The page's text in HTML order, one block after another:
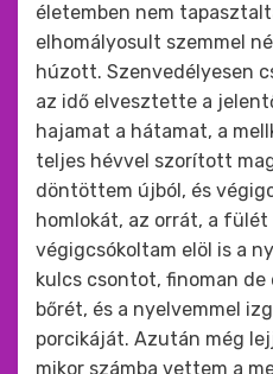
életemben nem
elhomályosult szemmel
húzott. Szenvedélyesen
az idő elvesztette a
hajamat a hátamat, a
teljes hévvel szorított
döntöttem újból, és
homlokát, az orrát, a
végigcsókoltam elöl is a
kulcs csontot, finoman
bőrét, és a nyelvemmel
porcikáját. Azután még
mikor számba vettem a